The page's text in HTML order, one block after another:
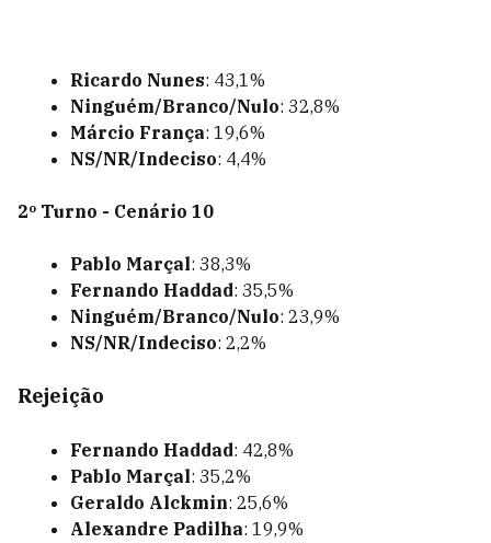
Ricardo Nunes: 43,1%
Ninguém/Branco/Nulo: 32,8%
Márcio França: 19,6%
NS/NR/Indeciso: 4,4%
2º Turno - Cenário 10
Pablo Marçal: 38,3%
Fernando Haddad: 35,5%
Ninguém/Branco/Nulo: 23,9%
NS/NR/Indeciso: 2,2%
Rejeição
Fernando Haddad: 42,8%
Pablo Marçal: 35,2%
Geraldo Alckmin: 25,6%
Alexandre Padilha: 19,9%